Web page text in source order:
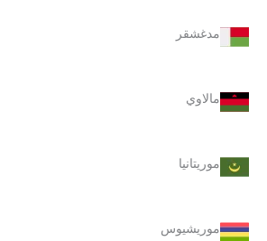
مدغشقر
مالاوي
موريتانيا
موريشيوس